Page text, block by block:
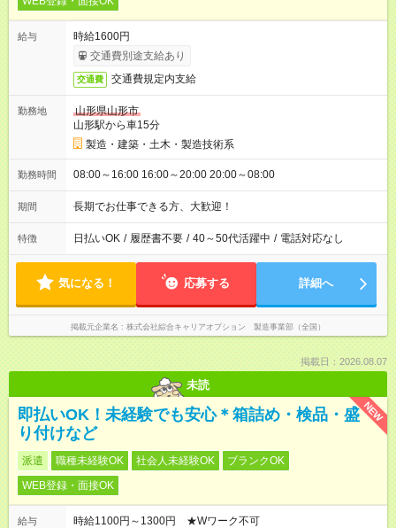
給与
時給1600円
交通費別途支給あり
交通費 交通費規定内支給
勤務地
山形県山形市
山形駅から車15分
製造・建築・土木・製造技術系
勤務時間 08:00～16:00 16:00～20:00 20:00～08:00
期間 長期でお仕事できる方、大歓迎！
特徴 日払いOK / 履歴書不要 / 40～50代活躍中 / 電話対応なし
気になる！ 応募する 詳細へ
掲載元企業名 株式会社綜合キャリアオプション 製造事業部（全国）
掲載日：2026.08.07
未読
NEW
即払いOK！未経験でも安心＊箱詰め・検品・盛
り付けなど
派遣 職種未経験OK 社会人未経験OK
ブランクOK
WEB登録・面接OK
給与
時給1100円～1300円 ★Wワーク不可